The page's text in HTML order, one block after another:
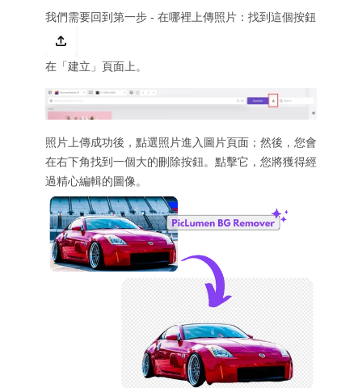
我們需要回到第一步 - 在哪裡上傳照片：找到這個按鈕
在「建立」頁面上。
照片上傳成功後，點選照片進入圖片頁面；然後，您會
在右下角找到一個大的刪除按鈕。點擊它，您將獲得經
過精心編輯的圖像。